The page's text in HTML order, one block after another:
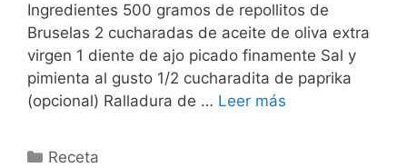
Ingredientes 500 gramos de repollitos de
Bruselas 2 cucharadas de aceite de oliva extra
virgen 1 diente de ajo picado finamente Sal y
pimienta al gusto 1/2 cucharadita de paprika
(opcional) Ralladura de … Leer más
Categorías
Receta